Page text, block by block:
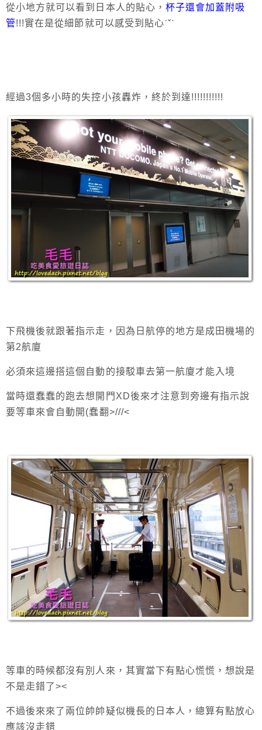
從小地方就可以看到日本人的貼心， 杯子還會加蓋附吸
管!!!實在是從細節就可以感受到貼心ˊˇˋ
經過3個多小時的失控小孩轟炸，終於到達!!!!!!!!!!!
下飛機後就跟著指示走，因為日航停的地方是成田機場的
第2航廈
必須來這邊搭這個自動的接駁車去第一航廈才能入境
當時還蠢蠢的跑去想開門XD後來才注意到旁邊有指示說
要等車來會自動開(蠢翻>///<
等車的時候都沒有別人來，其實當下有點心慌慌，想說是
不是走錯了><
不過後來來了兩位帥帥疑似機長的日本人，總算有點放心
應該沒走錯